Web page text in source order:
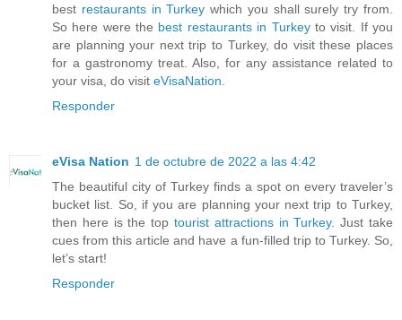
best restaurants in Turkey which you shall surely try from.
So here were the best restaurants in Turkeyto visit. If you
are planning your next trip to Turkey, do visit these places
for a gastronomy treat. Also, for any assistance related to
your visa, do visit eVisaNation
Responder
eVisa Nation 1 de octubre de 2022 a las 4:42
The beautiful city of Turkey finds a spot on every traveler’s
bucket list. So, if you are planning your next trip to Turkey,
then here is the top tourist attractions in Turkey. Just take
cues from this article and have a fun-filled trip to Turkey. So,
let’s start!
Responder